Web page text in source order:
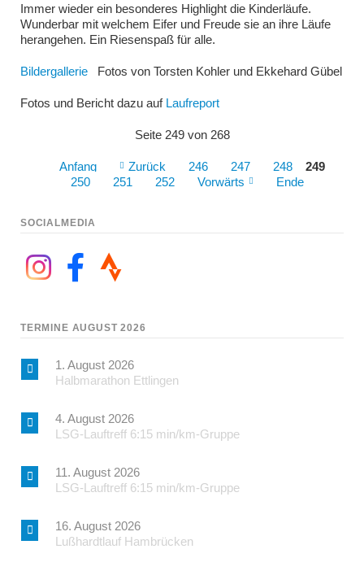
Immer wieder ein besonderes Highlight die Kinderläufe.
Wunderbar mit welchem Eifer und Freude sie an ihre Läufe
herangehen. Ein Riesenspaß für alle.
BildergallerieFotos von Torsten Kohler und Ekkehard Gübel
Fotos und Bericht dazu aufLaufreport
Seite 249 von 268
Anfang Zurück 246 247 248
249
250
251 252 Vorwärts Ende
SOCIALMEDIA
TERMINE AUGUST 2026
1. August 2026
Halbmarathon Ettlingen
4. August 2026
LSG-Lauftreff 6:15 min/km-Gruppe
11. August 2026
LSG-Lauftreff 6:15 min/km-Gruppe
16. August 2026
Lußhardtlauf Hambrücken